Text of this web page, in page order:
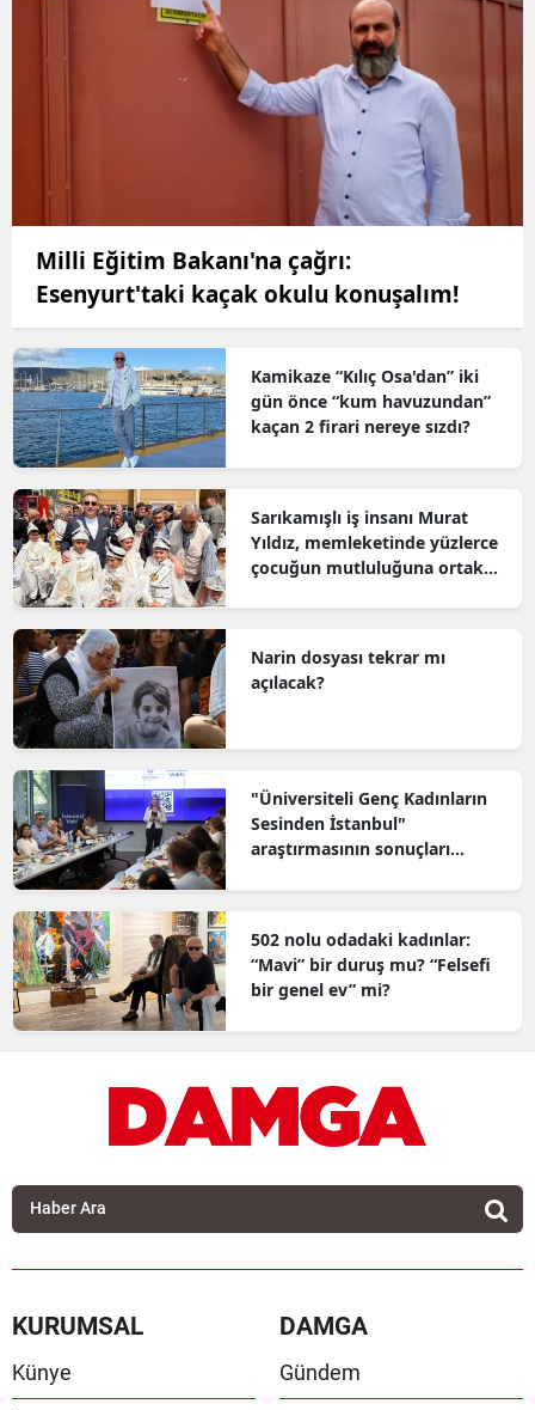
Milli Eğitim Bakanı'na çağrı:
Esenyurt'taki kaçak okulu konuşalım!
Kamikaze “Kılıç Osa'dan” iki
gün önce “kum havuzundan”
kaçan 2 firari nereye sızdı?
Sarıkamışlı iş insanı Murat
Yıldız, memleketinde yüzlerce
çocuğun mutluluğuna ortak
Narin dosyası tekrar mı
açılacak?
"Üniversiteli Genç Kadınların
Sesinden İstanbul"
araştırmasının sonuçları
502 nolu odadaki kadınlar:
“Mavi” bir duruş mu? “Felsefi
bir genel ev” mi?
KURUMSAL
Künye
DAMGA
Gündem